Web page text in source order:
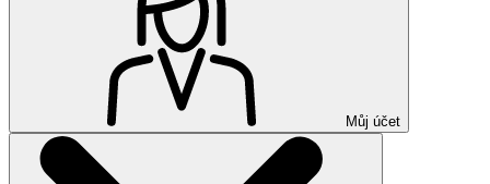
Můj účet